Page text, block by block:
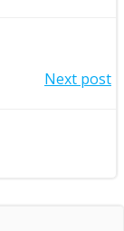
Next post